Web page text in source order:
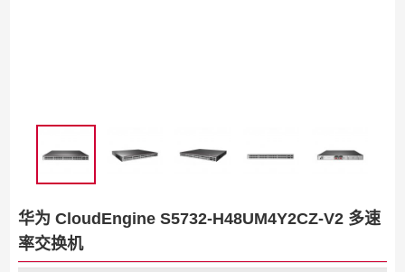
华为 CloudEngine S5732-H48UM4Y2CZ-V2 多速
率交换机